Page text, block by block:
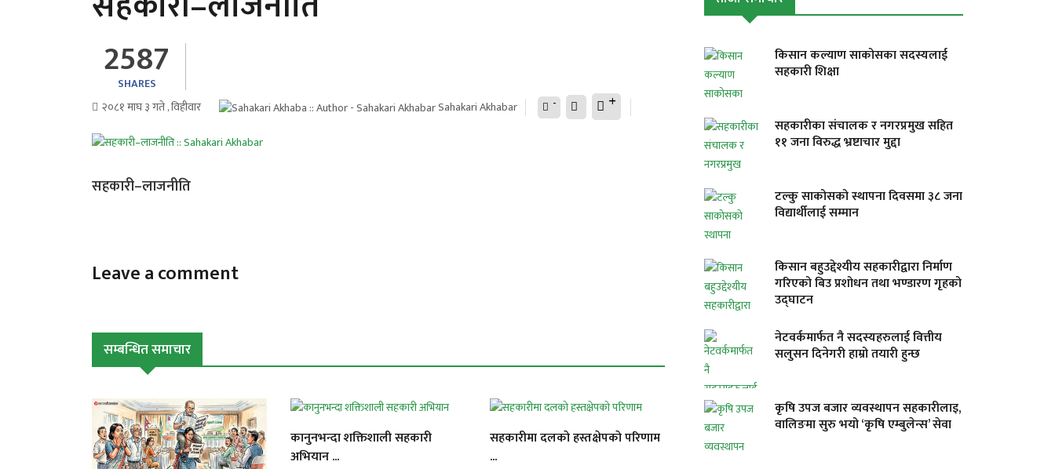
2587
SHARES
२०८१ माघ ३ गते , विहीवार
Sahakari Akhabar - +
सहकारी–लाजनीति
Leave a comment
सम्बन्धित समाचार
कानुनभन्दा शक्तिशाली सहकारी
अभियान ...
सहकारीमा दलकाे हस्तक्षेपकाे परिणाम
...
किसान कल्याण साकोसका सदस्यलाई
सहकारी शिक्षा
सहकारीका संचालक र नगरप्रमुख सहित
११ जना विरुद्ध भ्रष्टाचार मुद्दा
टल्कु साकोसको स्थापना दिवसमा ३८ जना
विद्यार्थीलाई सम्मान
किसान बहुउद्देश्यीय सहकारीद्वारा निर्माण
गरिएको बिउ प्रशोधन तथा भण्डारण गृहको
उद्घाटन
नेटवर्कमार्फत नै सदस्यहरुलाई वित्तीय
सलुसन दिनेगरी हाम्रो तयारी हुन्छ
कृषि उपज बजार व्यवस्थापन सहकारीलाइ,
वालिङमा सुरु भयो ‘कृषि एम्बुलेन्स’ सेवा